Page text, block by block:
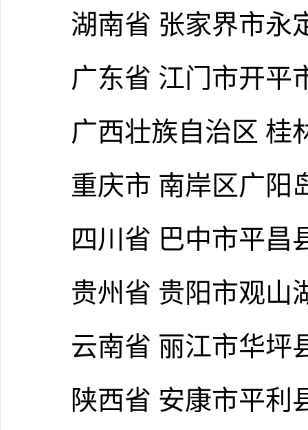
湖南省 张家界市永
广东省 江门市开平
广西壮族自治区 桂
重庆市 南岸区广阳
四川省 巴中市平昌
贵州省 贵阳市观山
云南省 丽江市华坪
陕西省 安康市平利